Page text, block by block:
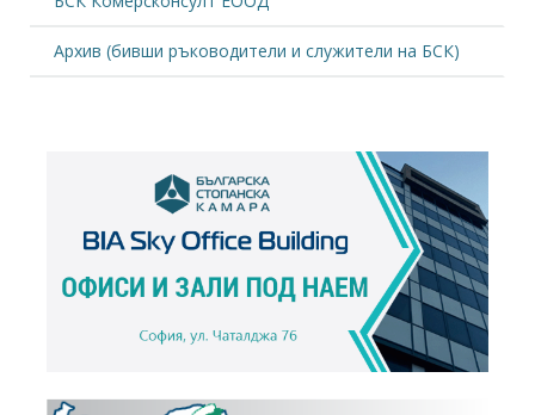
Архив (бивши ръководители и служители на БСК)